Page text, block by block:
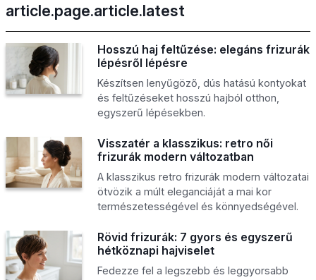
article.page.article.latest
Hosszú haj feltűzése: elegáns frizurák
lépésről lépésre
Készítsen lenyűgöző, dús hatású kontyokat
és feltűzéseket hosszú hajból otthon,
egyszerű lépésekben.
Visszatér a klasszikus: retro női
frizurák modern változatban
A klasszikus retro frizurák modern változatai
ötvözik a múlt eleganciáját a mai kor
természetességével és könnyedségével.
Rövid frizurák: 7 gyors és egyszerű
hétköznapi hajviselet
Fedezze fel a legszebb és leggyorsabb